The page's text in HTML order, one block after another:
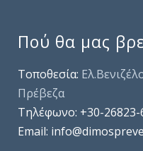
Πού θα μας
Τοποθεσία:
Πρέβεζα
Τηλέφωνo: +30-26823-
Email: